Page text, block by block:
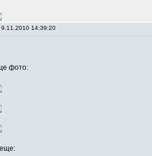
9.11.2010 14:39:20
фото: